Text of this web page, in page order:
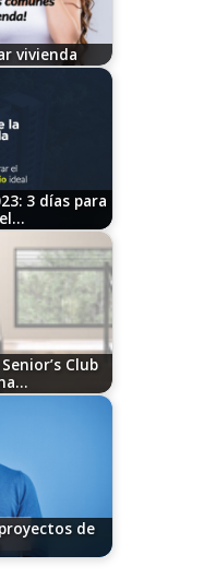
vivienda
3 días para
Club
de